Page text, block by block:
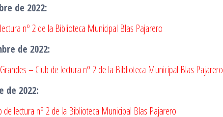
de 2022:
nº 2 de la Biblioteca Municipal Blas Pajarero
de 2022:
– Club de lectura nº 2 de la Biblioteca Municipal Blas Pajarero
de 2022:
lectura nº 2 de la Biblioteca Municipal Blas Pajarero